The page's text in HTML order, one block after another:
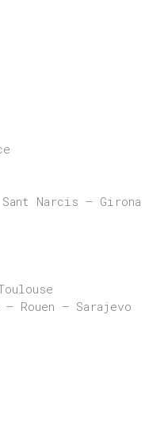
Narcis – Girona
– Sarajevo